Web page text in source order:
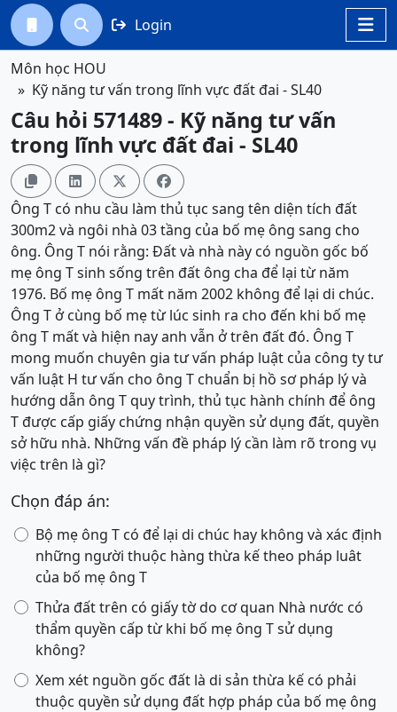

  Login
Môn học HOU
Kỹ năng tư vấn trong lĩnh vực đất đai - SL40
Câu hỏi 571489 - Kỹ năng tư vấn
trong lĩnh vực đất đai - SL40
   
Ông T có nhu cầu làm thủ tục sang tên diện tích đất
300m2 và ngôi nhà 03 tầng của bố mẹ ông sang cho
ông. Ông T nói rằng: Đất và nhà này có nguồn gốc bố
mẹ ông T sinh sống trên đất ông cha để lại từ năm
1976. Bố mẹ ông T mất năm 2002 không để lại di chúc.
Ông T ở cùng bố mẹ từ lúc sinh ra cho đến khi bố mẹ
ông T mất và hiện nay anh vẫn ở trên đất đó. Ông T
mong muốn chuyên gia tư vấn pháp luật của công ty tư
vấn luật H tư vấn cho ông T chuẩn bị hồ sơ pháp lý và
hướng dẫn ông T quy trình, thủ tục hành chính để ông
T được cấp giấy chứng nhận quyền sử dụng đất, quyền
sở hữu nhà. Những vấn đề pháp lý cần làm rõ trong vụ
việc trên là gì?
Chọn đáp án:
Bộ mẹ ông T có để lại di chúc hay không và xác định
những người thuộc hàng thừa kế theo pháp luât
của bố mẹ ông T
Thửa đất trên có giấy tờ do cơ quan Nhà nước có
thẩm quyền cấp từ khi bố mẹ ông T sử dụng
không?
Xem xét nguồn gốc đất là di sản thừa kế có phải
thuộc quyền sử dụng đất hợp pháp của bố mẹ ông